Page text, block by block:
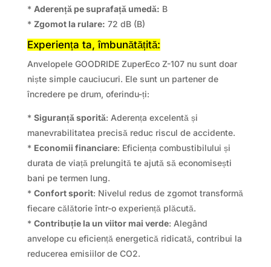
* Aderență pe suprafață umedă: B
* Zgomot la rulare: 72 dB (B)
Experiența ta, îmbunătățită:
Anvelopele GOODRIDE ZuperEco Z-107 nu sunt doar
niște simple cauciucuri. Ele sunt un partener de
încredere pe drum, oferindu-ți:
* Siguranță sporită: Aderența excelentă și
manevrabilitatea precisă reduc riscul de accidente.
* Economii financiare: Eficiența combustibilului și
durata de viață prelungită te ajută să economisești
bani pe termen lung.
* Confort sporit: Nivelul redus de zgomot transformă
fiecare călătorie într-o experiență plăcută.
* Contribuție la un viitor mai verde: Alegând
anvelope cu eficiență energetică ridicată, contribui la
reducerea emisiilor de CO2.